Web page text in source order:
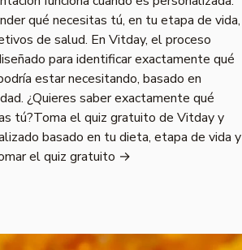
qué necesitas tú, en tu etapa de vida,
de salud. En Vitday, el proceso
para identificar exactamente qué
estar necesitando, basado en
¿Quieres saber exactamente qué
tú?Toma el quiz gratuito de Vitday y
basado en tu dieta, etapa de vida y
el quiz gratuito →